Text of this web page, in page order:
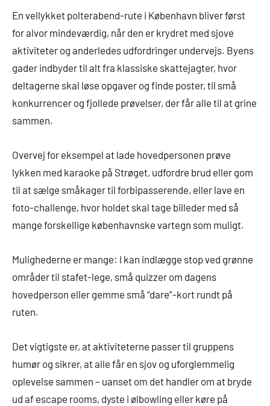
En vellykket polterabend-rute i København bliver først
for alvor mindeværdig, når den er krydret med sjove
aktiviteter og anderledes udfordringer undervejs. Byens
gader indbyder til alt fra klassiske skattejagter, hvor
deltagerne skal løse opgaver og finde poster, til små
konkurrencer og fjollede prøvelser, der får alle til at grine
sammen.
Overvej for eksempel at lade hovedpersonen prøve
lykken med karaoke på Strøget, udfordre brud eller gom
til at sælge småkager til forbipasserende, eller lave en
foto-challenge, hvor holdet skal tage billeder med så
mange forskellige københavnske vartegn som muligt.
Mulighederne er mange: I kan indlægge stop ved grønne
områder til stafet-lege, små quizzer om dagens
hovedperson eller gemme små “dare”-kort rundt på
ruten.
Det vigtigste er, at aktiviteterne passer til gruppens
humør og sikrer, at alle får en sjov og uforglemmelig
oplevelse sammen – uanset om det handler om at bryde
ud af escape rooms, dyste i ølbowling eller køre på